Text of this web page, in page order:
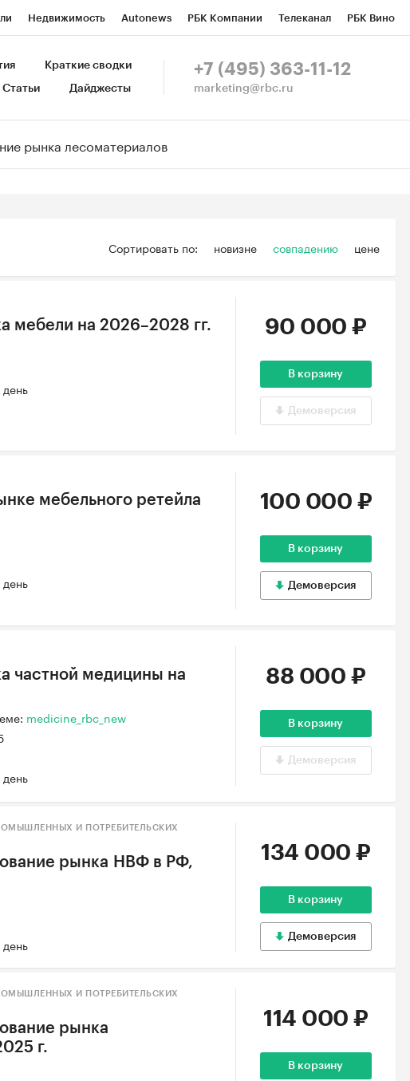
Недвижимость Autonews РБК Компании Телеканал РБК Вино
Спецпроекты СПб Конференции СПб Спецпроекты
Краткие сводки
Статьи Дайджесты
+7 (495) 363-11-12
marketing@rbc.ru
Сортировать по: новизне совпадению цене
мебели на 2026–2028 гг. 90 000 ₽
В корзину
Демоверсия
мебельного ретейла
100 000 ₽
В корзину
Демоверсия
частной медицины на
medicine_rbc_new
88 000 ₽
В корзину
Демоверсия
И ПОТРЕБИТЕЛЬСКИХ
рынка НВФ в РФ,
134 000 ₽
В корзину
Демоверсия
И ПОТРЕБИТЕЛЬСКИХ
рынка
г.
114 000 ₽
В корзину